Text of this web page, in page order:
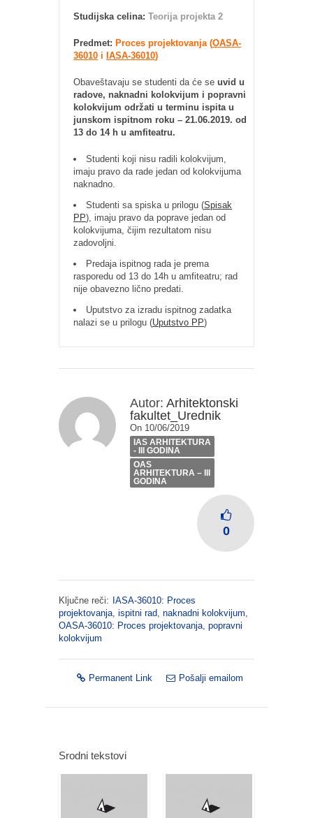
Studijska celina: Teorija projekta 2
Predmet: Proces projektovanja (OASA-
36010 i IASA-36010)
Obaveštavaju se studenti da će se uvid u
radove, naknadni kolokvijum i popravni
kolokvijum održati u terminu ispita u
junskom ispitnom roku – 21.06.2019. od
13 do 14 h u amfiteatru.
Studenti koji nisu radili kolokvijum,
imaju pravo da rade jedan od kolokvijuma
naknadno.
Studenti sa spiska u prilogu (Spisak
PP), imaju pravo da poprave jedan od
kolokvijuma, čijim rezultatom nisu
zadovoljni.
Predaja ispitnog rada je prema
rasporedu od 13 do 14h u amfiteatru; rad
nije obavezno lično predati.
Uputstvo za izradu ispitnog zadatka
nalazi se u prilogu (Uputstvo PP)
Autor: Arhitektonski
fakultet_Urednik
On 10/06/2019
IAS ARHITEKTURA
- III GODINA
OAS
ARHITEKTURA – III
GODINA
0
Ključne reči:
IASA-36010: Proces
projektovanja, ispitni rad, naknadni kolokvijum,
OASA-36010: Proces projektovanja, popravni
kolokvijum
Permanent Link Pošalji emailom
Srodni tekstovi